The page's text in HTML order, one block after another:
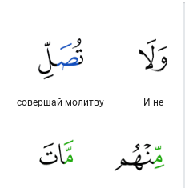
И не
совершай молитву